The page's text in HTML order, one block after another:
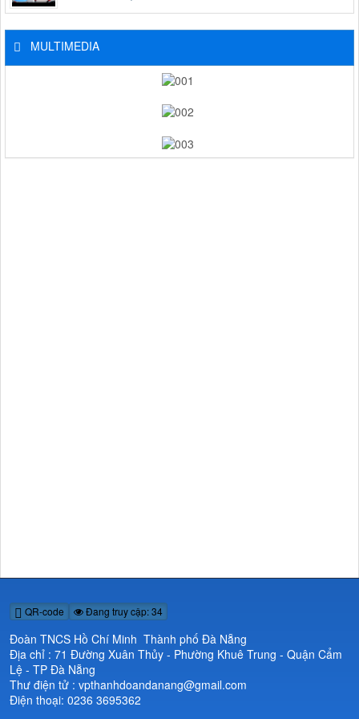
MULTIMEDIA
QR-code Đang truy cập: 34
Đoàn TNCS Hồ Chí Minh Thành phố Đà Nẵng
Địa chỉ : 71 Đường Xuân Thủy - Phường Khuê Trung - Quận Cẩm
Lệ - TP Đà Nẵng
Thư điện tử : vpthanhdoandanang@gmail.com
Điện thoại: 0236 3695362